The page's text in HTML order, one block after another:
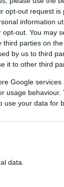
opt-out request is
information
out. You may
parties on the
by us to third
it to other third
Google
usage behaviour.
your data for
data.